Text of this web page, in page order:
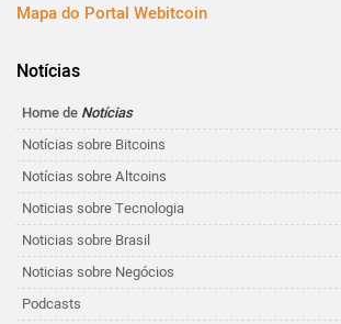
Mapa do Portal Webitcoin
Notícias
Home de Notícias
Notícias sobre Bitcoins
Notícias sobre Altcoins
Noticias sobre Tecnologia
Noticias sobre Brasil
Noticias sobre Negócios
Podcasts